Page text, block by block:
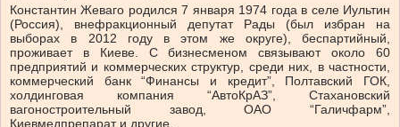
Константин Жеваго родился 7 января 1974 года в селе Иультин
(Россия), внефракционный депутат Рады (был избран на
выборах в 2012 году в этом же округе), беспартийный,
проживает в Киеве. С бизнесменом связывают около 60
предприятий и коммерческих структур, среди них, в частности,
коммерческий банк “Финансы и кредит”, Полтавский ГОК,
холдинговая компания “АвтоКрАЗ”, Стахановский
вагоностроительный завод, ОАО “Галичфарм”,
Киевмедпрепарат и другие.